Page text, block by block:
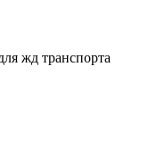
жд транспорта